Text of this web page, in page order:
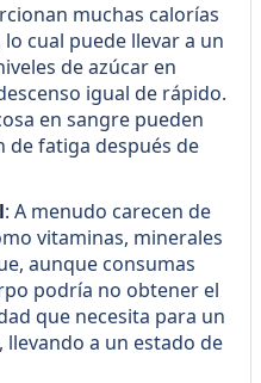
muchas calorías
cual puede llevar a un
de azúcar en
igual de rápido.
en sangre pueden
de fatiga después de
: A menudo carecen de
vitaminas, minerales
aunque consumas
podría no obtener el
que necesita para un
a un estado de